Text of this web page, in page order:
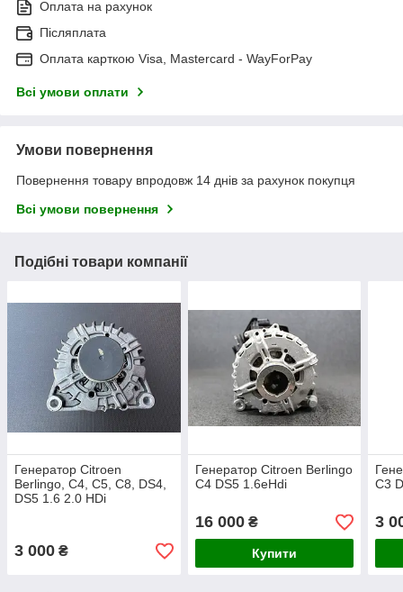
Оплата на рахунок
Післяплата
Оплата карткою Visa, Mastercard - WayForPay
Всі умови оплати
Умови повернення
Повернення товару впродовж 14 днів за рахунок покупця
Всі умови повернення
Подібні товари компанії
Генератор Citroen
Berlingo, C4, C5, С8, DS4,
DS5 1.6 2.0 HDi
3 000 ₴
Генератор Citroen Berlingo
C4 DS5 1.6eHdi
16 000₴
Купити
C3
3